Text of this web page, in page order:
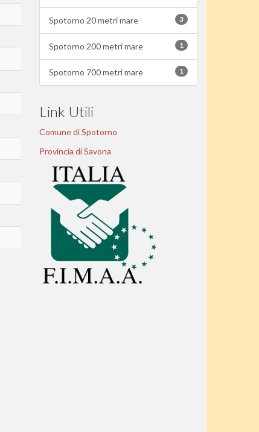
3
Spotorno 20 metri mare
1
Spotorno 200 metri mare
1
Spotorno 700 metri mare
Link Utili
Comune di Spotorno
Provincia di Savona